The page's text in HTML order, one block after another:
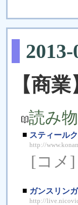
【商業
読み物
■ スティール
http://
[コメ]
■ ガンスリン
http://